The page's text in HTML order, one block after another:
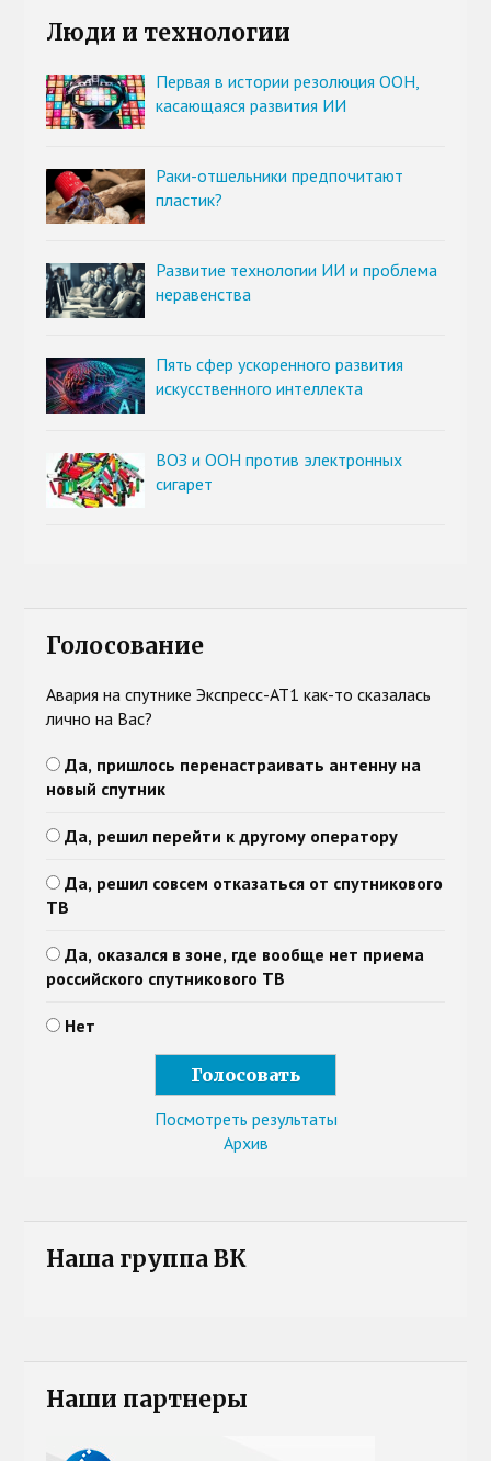
Люди и технологии
Первая в истории резолюция ООН,
касающаяся развития ИИ
Раки-отшельники предпочитают
пластик?
Развитие технологии ИИ и проблема
неравенства
Пять сфер ускоренного развития
искусственного интеллекта
ВОЗ и ООН против электронных
сигарет
Голосование
Авария на спутнике Экспресс-АТ1 как-то сказалась
лично на Вас?
Да, пришлось перенастраивать антенну на
новый спутник
Да, решил перейти к другому оператору
Да, решил совсем отказаться от спутникового
ТВ
Да, оказался в зоне, где вообще нет приема
российского спутникового ТВ
Нет
Посмотреть результаты
Архив
Наша группа ВК
Наши партнеры